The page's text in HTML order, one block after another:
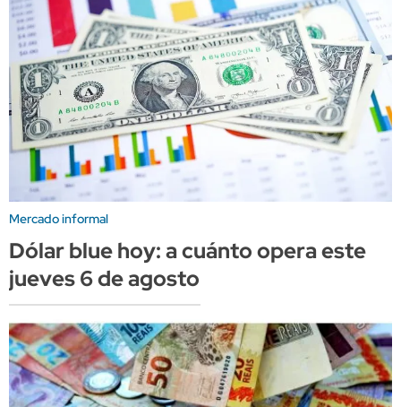
Mercado informal
Dólar blue hoy: a cuánto opera este
jueves 6 de agosto